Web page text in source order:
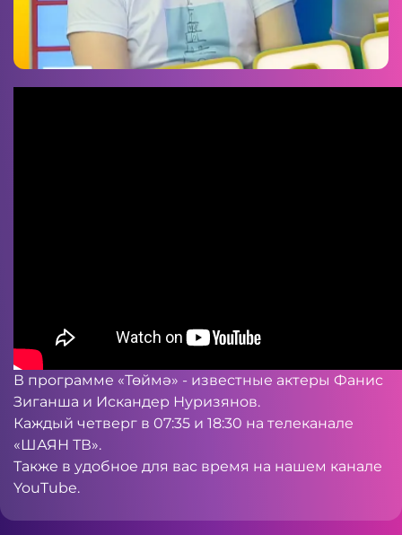
В программе «Төймә» - известные актеры Фанис
Зиганша и Искандер Нуризянов.
Каждый четверг в 07:35 и 18:30 на телеканале
«ШАЯН ТВ».
Также в удобное для вас время на нашем канале
YouTube.